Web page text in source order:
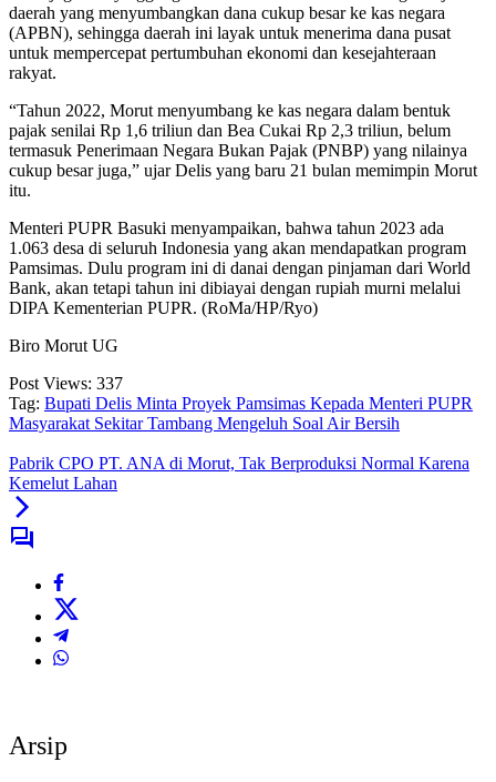
daerah yang menyumbangkan dana cukup besar ke kas negara
(APBN), sehingga daerah ini layak untuk menerima dana pusat
untuk mempercepat pertumbuhan ekonomi dan kesejahteraan
rakyat.
“Tahun 2022, Morut menyumbang ke kas negara dalam bentuk
pajak senilai Rp 1,6 triliun dan Bea Cukai Rp 2,3 triliun, belum
termasuk Penerimaan Negara Bukan Pajak (PNBP) yang nilainya
cukup besar juga,” ujar Delis yang baru 21 bulan memimpin Morut
itu.
Menteri PUPR Basuki menyampaikan, bahwa tahun 2023 ada
1.063 desa di seluruh Indonesia yang akan mendapatkan program
Pamsimas. Dulu program ini di danai dengan pinjaman dari World
Bank, akan tetapi tahun ini dibiayai dengan rupiah murni melalui
DIPA Kementerian PUPR. (RoMa/HP/Ryo)
Biro Morut UG
Post Views: 337
Tag: Bupati Delis Minta Proyek Pamsimas Kepada Menteri PUPR
Masyarakat Sekitar Tambang Mengeluh Soal Air Bersih
Pabrik CPO PT. ANA di Morut, Tak Berproduksi Normal Karena
Kemelut Lahan
Arsip